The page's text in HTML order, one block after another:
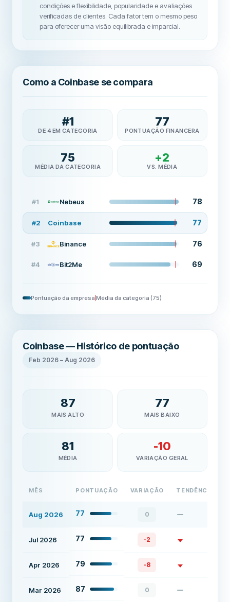
condições e flexibilidade, popularidade e avaliações
verificadas de clientes. Cada fator tem o mesmo peso
para oferecer uma visão equilibrada e imparcial.
Como a Coinbase se compara
#1
DE 4 EM CATEGORIA
77
PONTUAÇÃO FINANCERA
75
MÉDIA DA CATEGORIA
+2
VS. MÉDIA
#1 Nebeus 78
#2 Coinbase 77
#3 Binance 76
#4 Bit2Me 69
Pontuação da empresa Média da categoria (75)
Coinbase — Histórico de pontuação
Feb 2026 –Aug 2026
87
MAIS ALTO
77
MAIS BAIXO
81
MÉDIA
-10
VARIAÇÃO GERAL
MÊS PONTUAÇÃO VARIAÇÃO TENDÊNCIA
Aug 2026 77 0
Jul 2026 77 -2
Apr 2026 79 -8
Mar 2026 87 0